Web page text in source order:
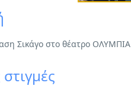
Σικάγο στο θέατρο ΟΛΥΜΠΙΑ